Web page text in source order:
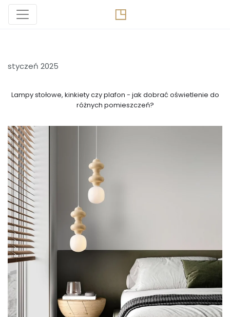
styczeń 2025
Lampy stołowe, kinkiety czy plafon - jak dobrać oświetlenie do
różnych pomieszczeń?